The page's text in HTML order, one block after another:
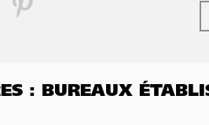
: BUREAUX